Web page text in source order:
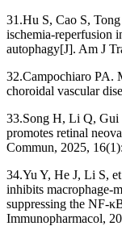
31.Hu S, Cao S,
ischemia-reperfusion
autophagy[J]. Am J
32.Campochiaro PA.
choroidal vascular
33.Song H, Li Q, Gui
promotes retinal
Commun, 2025,
34.Yu Y, He J, Li S,
inhibits macrophage-
suppressing the NF-
Immunopharmacol,